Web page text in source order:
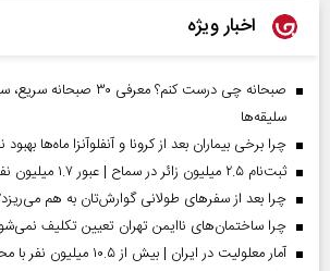
اخبار ویژه
صبحانه چی درست کنم؟ معرفی
سلیقه‌ها
چرا برخی بیماران بعد از کرونا و آنفلوآنزا ماه‌ها بهبود
ثبت‌نام ۲.۵ میلیون زائر در سماح | عبور ۱.۷ میلیون نفر از مرز‌های اربعین
چرا بعد از سفرهای طولانی گوارش‌تان به هم
چرا ساختمان‌های ناایمن تهران تعیین تکلیف
آمار معلولیت در ایران | بیش